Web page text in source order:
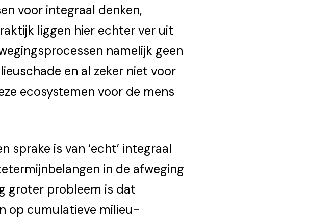
voor integraal denken,
liggen hier echter ver uit
namelijk geen
en al zeker niet voor
ecosystemen voor de mens
is van ‘echt’ integraal
in de afweging
groter probleem is dat
op cumulatieve milieu­